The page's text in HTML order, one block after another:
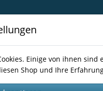
Einige von ihnen
Shop und Ihre